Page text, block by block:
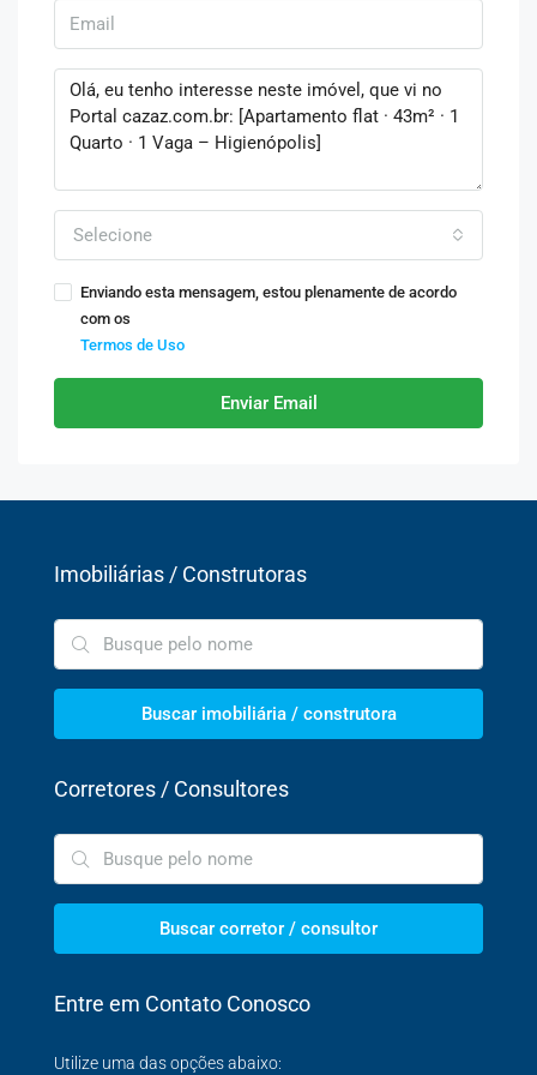
Selecione
Enviando esta mensagem, estou plenamente de acordo
com os
Termos de Uso
Enviar Email
Imobiliárias / Construtoras
Buscar imobiliária / construtora
Corretores / Consultores
Buscar corretor / consultor
Entre em Contato Conosco
Utilize uma das opções abaixo: